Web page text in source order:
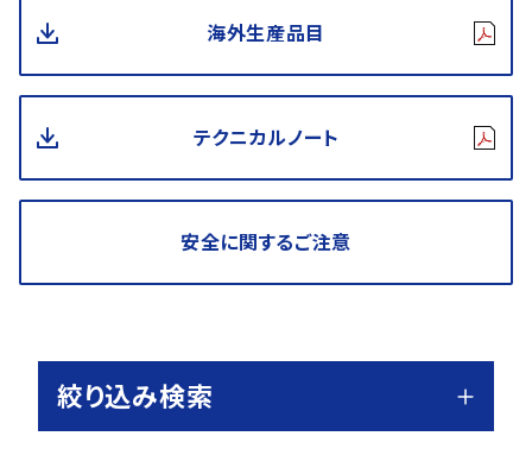
海外生産品目
テクニカルノート
安全に関するご注意
絞り込み検索